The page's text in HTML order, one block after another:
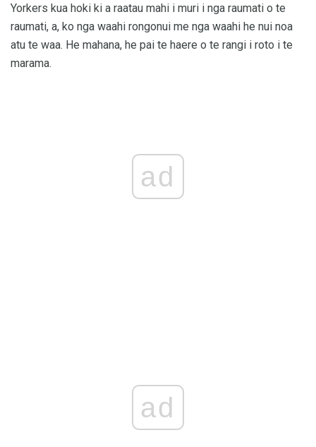
Yorkers kua hoki ki a raatau mahi i muri i nga raumati o te
raumati, a, ko nga waahi rongonui me nga waahi he nui noa
atu te waa. He mahana, he pai te haere o te rangi i roto i te
marama.
ad
ad